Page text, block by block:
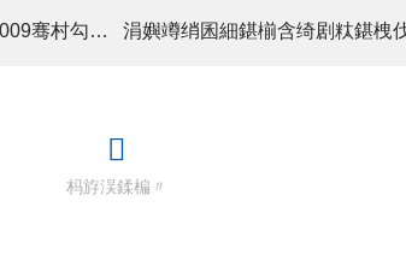
涓婁竴绡囷細闆嗗洟鍏徃鍚彇閮ㄥ垎浼佷笟璐熻矗浜?009骞村勾涓伐浣滄眹鎶?/a>
杩斿洖鍒楄〃